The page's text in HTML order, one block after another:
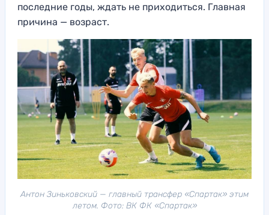
последние годы, ждать не приходиться. Главная
причина — возраст.
Антон Зиньковский — главный трансфер «Спартак» этим
летом. Фото: ВК ФК «Спартак»